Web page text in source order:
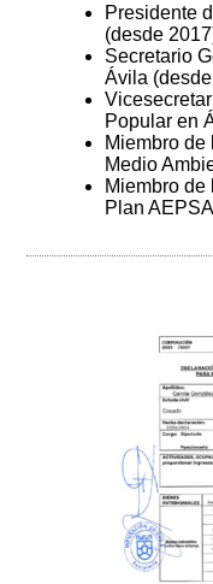
Presidente
(desde
Secretario
Ávila
Popular en
Miembro
Medio
Miembro
Plan